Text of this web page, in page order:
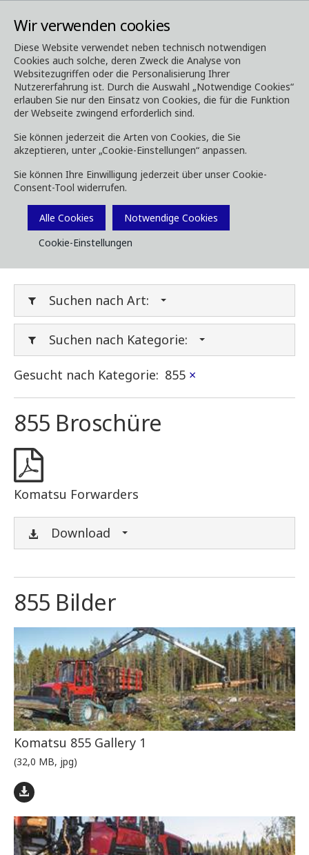
Wir verwenden cookies
Diese Website verwendet neben technisch notwendigen
Cookies auch solche, deren Zweck die Analyse von
Websitezugriffen oder die Personalisierung Ihrer
Nutzererfahrung ist. Durch die Auswahl „Notwendige Cookies“
erlauben Sie nur den Einsatz von Cookies, die für die Funktion
der Webseite zwingend erforderlich sind.
Sie können jederzeit die Arten von Cookies, die Sie
akzeptieren, unter „Cookie-Einstellungen“ anpassen.
Sie können Ihre Einwilligung jederzeit über unser Cookie-
Consent-Tool widerrufen.
Alle Cookies
Notwendige Cookies
Cookie-Einstellungen
Media Downloads
Downloads
Laden Sie Broschüren, Bilder, Videos,
Kundenmagazine und andere Medien herunter.
Sie können dies nach Typ oder Kategorie unten
Filtern.
Filter Media
Suchen nach Art:
Suchen nach Kategorie:
Gesucht nach Kategorie: 855 ×
855 Broschüre
Komatsu Forwarders
Download
855 Bilder
Komatsu 855 Gallery 1
(32,0 MB, jpg)